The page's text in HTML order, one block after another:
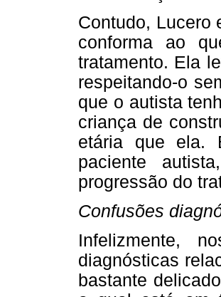
Contudo, Lucero
conforma ao
tratamento. Ela
respeitando-o
que o autista
criança de
etária que ela.
paciente
progressão do
Confusões
Infelizmente,
diagnósticas
bastante